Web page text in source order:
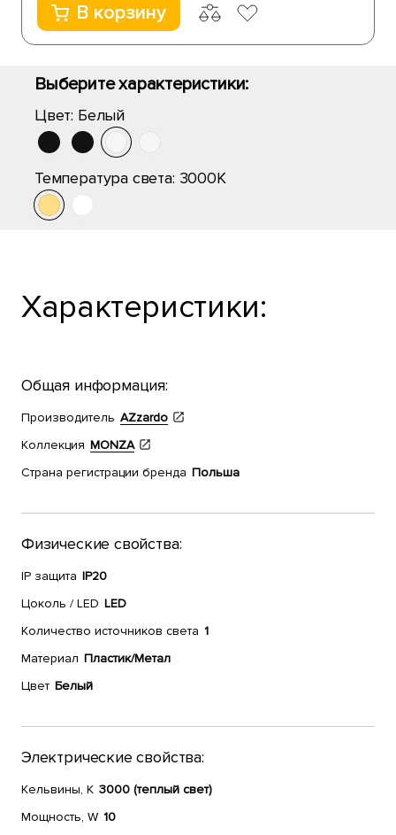
В корзину
Выберите характеристики:
Цвет: Белый
Температура света: 3000K
Характеристики:
Общая информация:
Производитель AZzardo
Коллекция MONZA
Страна регистрации бренда Польша
Физические свойства:
IP защита IP20
Цоколь / LED LED
Количество источников света 1
Материал Пластик/Метал
Цвет Белый
Электрические свойства:
Кельвины, К 3000 (теплый свет)
Мощность, W 10